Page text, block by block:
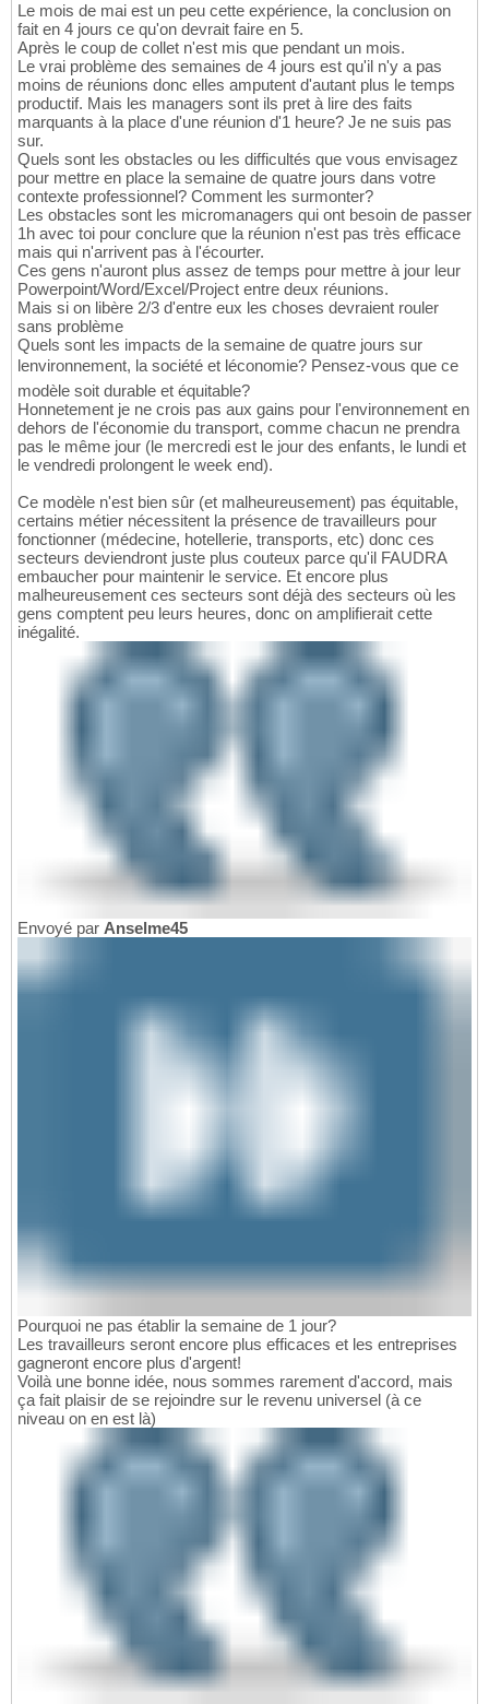
Le mois de mai est un peu cette expérience, la conclusion on
fait en 4 jours ce qu'on devrait faire en 5.
Après le coup de collet n'est mis que pendant un mois.
Le vrai problème des semaines de 4 jours est qu'il n'y a pas
moins de réunions donc elles amputent d'autant plus le temps
productif. Mais les managers sont ils pret à lire des faits
marquants à la place d'une réunion d'1 heure? Je ne suis pas
sur.
Quels sont les obstacles ou les difficultés que vous envisagez
pour mettre en place la semaine de quatre jours dans votre
contexte professionnel? Comment les surmonter?
Les obstacles sont les micromanagers qui ont besoin de passer
1h avec toi pour conclure que la réunion n'est pas très efficace
mais qui n'arrivent pas à l'écourter.
Ces gens n'auront plus assez de temps pour mettre à jour leur
Powerpoint/Word/Excel/Project entre deux réunions.
Mais si on libère 2/3 d'entre eux les choses devraient rouler
sans problème
Quels sont les impacts de la semaine de quatre jours sur
lenvironnement, la société et léconomie? Pensez-vous que ce
modèle soit durable et équitable?
Honnetement je ne crois pas aux gains pour l'environnement en
dehors de l'économie du transport, comme chacun ne prendra
pas le même jour (le mercredi est le jour des enfants, le lundi et
le vendredi prolongent le week end).
Ce modèle n'est bien sûr (et malheureusement) pas équitable,
certains métier nécessitent la présence de travailleurs pour
fonctionner (médecine, hotellerie, transports, etc) donc ces
secteurs deviendront juste plus couteux parce qu'il FAUDRA
embaucher pour maintenir le service. Et encore plus
malheureusement ces secteurs sont déjà des secteurs où les
gens comptent peu leurs heures, donc on amplifierait cette
inégalité.
Envoyé par Anselme45
Pourquoi ne pas établir la semaine de 1 jour?
Les travailleurs seront encore plus efficaces et les entreprises
gagneront encore plus d'argent!
Voilà une bonne idée, nous sommes rarement d'accord, mais
ça fait plaisir de se rejoindre sur le revenu universel (à ce
niveau on en est là)